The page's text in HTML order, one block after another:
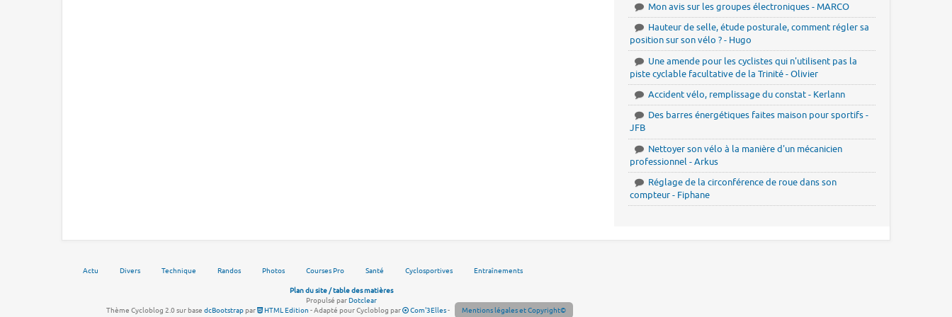
Mon avis sur les groupes électroniques - MARCO
Hauteur de selle, étude posturale, comment régler sa
position sur son vélo ? - Hugo
Une amende pour les cyclistes qui n'utilisent pas la
piste cyclable facultative de la Trinité - Olivier
Accident vélo, remplissage du constat - Kerlann
Des barres énergétiques faites maison pour sportifs -
JFB
Nettoyer son vélo à la manière d'un mécanicien
professionnel - Arkus
Réglage de la circonférence de roue dans son
compteur - Fiphane
Actu Divers Technique Randos Photos Courses Pro Santé Cyclosportives Entraînements
Plan du site / table des matières
Propulsé parDotclear
Thème Cycloblog 2.0 sur base dcBootstrappar HTML Edition - Adapté pour Cycloblog par Com'3Elles- Mentions légales et Copyright©